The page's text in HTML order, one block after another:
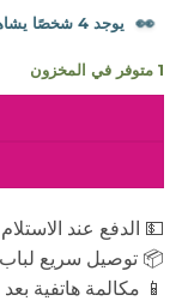
👀 يوجد 4 شخصًا يشاهدون هذا المنتج الآن.
1 متوفر في المخزون
💵 الدفع عند الاستلام
📦 توصيل سريع لباب
📱 مكالمة هاتفية